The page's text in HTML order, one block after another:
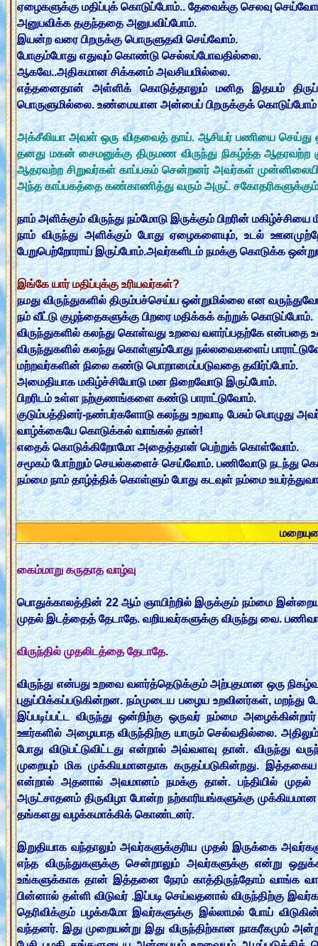
ஏழைகளுக்கு மதிப்புக் கொடுப்போம்.. தேவைக்கு செலவு
அனுபவிக்க தகுந்ததை அனுபவிப்போம்.
இயன்ற வரை பிறருக்கு பொருளுதவி செய்வோம்.
போகும்போது எதுவும் கொண்டு செல்லப்போவதில்லை.
ஆகவே..அதிகமான சிக்கனம் அவசியமில்லை.
எத்தனைதான் அள்ளிக் கொடுத்தாலும் மனித இதயம்
பொருளுமில்லை. உண்மையான அன்பைப் பிறருக்குக் கொடுப்போம்
அக்சீலியா அவள் ஒரு விதவைத் தாய். ஆசியர் பணியை செய்து
தனது மகன் சைமனுக்கு திருமண விருந்து நிகழ்த்த
ஆதரவற்ற சிறுவர்கள் காப்பகம் சென்றனர் அவர்கள்
அந்த காப்பகத்தை கண்காணித்து வரும் அருட்
நாம் அளிக்கும் விருந்து நம்மோடு இருக்கும் பிறரின் மகிழ்ச்சியை
நாம் விருந்து அளிக்கும் போது ஏழைகளையும், உடல்
பேறுபெற்றோராய் இருப்போம்.அவர்களிடம் நமக்கு கொடுக்க
இங்கே யார் மதிப்புக்கு உரியவர்கள்?
நமது விருந்துகளில் திரும்பச்செய்ய ஒன்றுமில்லை என
நம் வீட்டு குழந்தைகளுக்கு பிறரை மதிக்கக் கற்றுக் கொடுப்போம்.
விருந்துகளில் கலந்து கொள்வது உறவை வளர்ப்பதற்கே என்பதை
விருந்துகளில் கலந்து கொள்ளும்போது நல்லவைகளைப்
மற்றவர்களின் நிலை கண்டு பொறாமைப்படுவதை தவிர்ப்போம்.
அமைதியாக மகிழ்ச்சியோடு மன நிறைவோடு இருப்போம்.
பிறரிடம் உள்ள நற்குணங்களை கண்டு பாராட்டுவோம்.
குடும்பத்தினர்-நண்பர்களோடு கலந்து உறவாடி பேசும் பொழுது
வாழ்க்கையே கொடுக்கல் வாங்கல் தான்!
எதைக் கொடுக்கிறோமோ அதைத்தான் பெற்றுக் கொள்வோம்.
சமூகம் போற்றும் செயல்களைச் செய்வோம். பணிவோடு நடந்து
நம்மை நாம் தாழ்த்திக் கொள்ளும் போது கடவுள் நம்மை
கைம்மாறு கருதாத வாழ்வு
பொதுக்காலத்தின் 22 ஆம் ஞாயிற்றில் இருக்கும் நம்மை இன்றைய
முதல் இடத்தைத் தேடாதே. வறியவர்களுக்கு விருந்து வை.
விருந்தில் முதலிடத்தை தேடாதே.
விருந்து என்பது உறவை வளர்த்தெடுக்கும் அற்புதமான ஒரு
புதுப்பிக்கப்படுகின்றன. நம்முடைய பழைய உறவினர்கள்,
இப்படிப்பட்ட விருந்து ஒன்றிற்கு ஒருவர் நம்மை
ஊர்களில் அழையாத விருந்திற்கு யாரும் செல்வதில்லை.
போது விடுபட்டுவிட்டது என்றால் அவ்வளவு தான். விருந்து
முறையும் மிக முக்கியமானதாக கருதப்படுகின்றது.
என்றால் அதனால் அவமானம் நமக்கு தான். பந்தியில் முதல்
அருட்சாதனம் திருவிழா போன்ற நற்காரியங்களுக்கு
தங்களது வழக்கமாக்கிக் கொண்டனர்.
இறுதியாக வந்தாலும் அவர்களுக்குரிய முதல் இருக்கை
எந்த விருந்துகளுக்கு சென்றாலும் அவர்களுக்கு என்று
உங்களுக்காக தான் இத்தனை நேரம் காத்திருந்தோம் வாங்க
பின்னால் தள்ளி விடுவர் .இப்படி செய்வதனால் விருந்திற்கு
தெரிவிக்கும் பழக்கமோ இவர்களுக்கு இல்லாமல் போய்
வந்தனர். இது முறையன்று இது விருந்திற்கான நாகரீகமும்